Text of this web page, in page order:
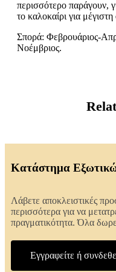
περισσότερο παράγουν,
το καλοκαίρι για
Σπορά: Φεβρουάριος-
Νοέμβριος.
Κατάστημα
Λάβετε αποκλειστικές
περισσότερα για να
πραγματικότητα. Όλα
Εγγραφείτε ή